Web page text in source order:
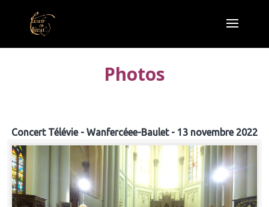
Photos
Concert Télévie - Wanfercéee-Baulet - 13 novembre 2022